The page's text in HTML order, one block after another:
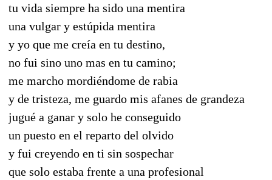
tu vida siempre ha sido una mentira
una vulgar y estúpida mentira
y yo que me creía en tu destino,
no fui sino uno mas en tu camino;
me marcho mordiéndome de rabia
y de tristeza, me guardo mis afanes de grandeza
jugué a ganar y solo he conseguido
un puesto en el reparto del olvido
y fui creyendo en ti sin sospechar
que solo estaba frente a una profesional